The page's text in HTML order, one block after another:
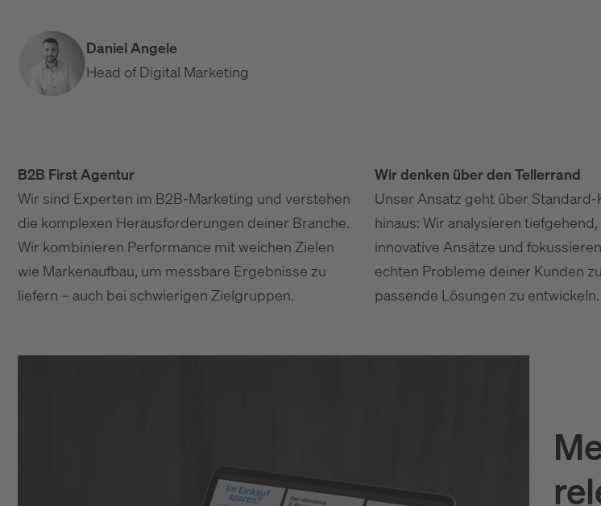
Daniel Angele
Head of Digital Marketing
B2B First Agentur
Wir sind Experten im B2B-Marketing und verstehen
die komplexen Herausforderungen deiner Branche.
Wir kombinieren Performance mit weichen Zielen
wie Markenaufbau, um messbare Ergebnisse zu
liefern – auch bei schwierigen Zielgruppen.
Wir denken über den Tellerrand
Unser Ansatz geht über Standard-
hinaus: Wir analysieren
innovative Ansätze und
echten Probleme deiner Kunden
passende Lösungen zu entwickeln.